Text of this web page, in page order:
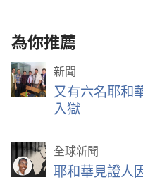
為你推薦
新聞
又有六名耶和
入獄
全球新聞
耶和華見證